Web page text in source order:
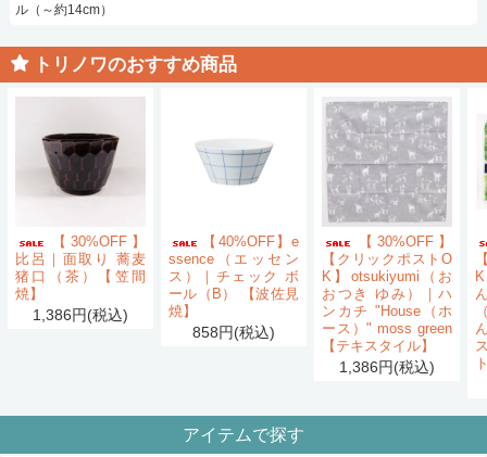
ル（～約14cm）
トリノワのおすすめ商品
【30%OFF】
比呂｜面取り 蕎麦
猪口（茶）【笠間
焼】
1,386円(税込)
【40%OFF】e
ssence（エッセン
ス）｜チェック ボ
ール（B） 【波佐見
焼】
858円(税込)
【30%OFF】
【クリックポストO
K】otsukiyumi（お
おつき ゆみ）｜ハ
ンカチ "House（ホ
ース）" moss green
【テキスタイル】
1,386円(税込)
アイテムで探す